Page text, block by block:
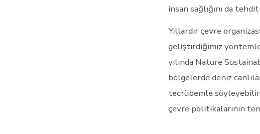
insan sağlığını da
Yıllardır çevre
geliştirdiğimiz
yılında Nature
bölgelerde deniz
tecrübemle
çevre politikalarının